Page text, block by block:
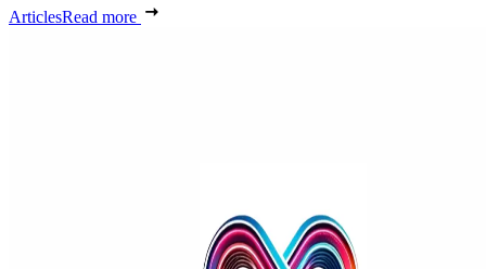
ArticlesRead more